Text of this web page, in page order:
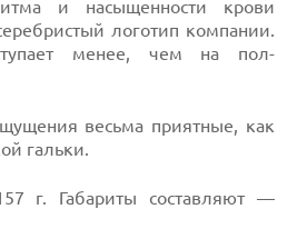
и насыщенности крови
логотип компании.
менее, чем на пол-
весьма приятные, как
гальки.
г. Габариты составляют —